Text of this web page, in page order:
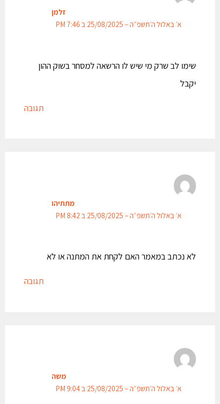
זלמן
א׳ באלול ה׳תשפ״ה – 25/08/2025 ב 7:46 PM
שימו לב שרק מי שיש לו הרשאה למסחר בשוק ההון
יקבל
תגובה
מתתיהו
א׳ באלול ה׳תשפ״ה – 25/08/2025 ב 8:42 PM
לא נכתב במאמר האם לקחת את המתנה או לא
תגובה
משה
א׳ באלול ה׳תשפ״ה – 25/08/2025 ב 9:04 PM